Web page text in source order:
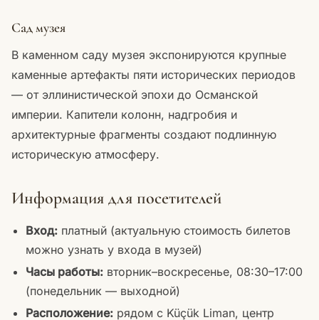
Сад музея
В каменном саду музея экспонируются крупные
каменные артефакты пяти исторических периодов
— от эллинистической эпохи до Османской
империи. Капители колонн, надгробия и
архитектурные фрагменты создают подлинную
историческую атмосферу.
Информация для посетителей
Вход: платный (актуальную стоимость билетов
можно узнать у входа в музей)
Часы работы: вторник–воскресенье, 08:30–17:00
(понедельник — выходной)
Расположение: рядом с Küçük Liman, центр